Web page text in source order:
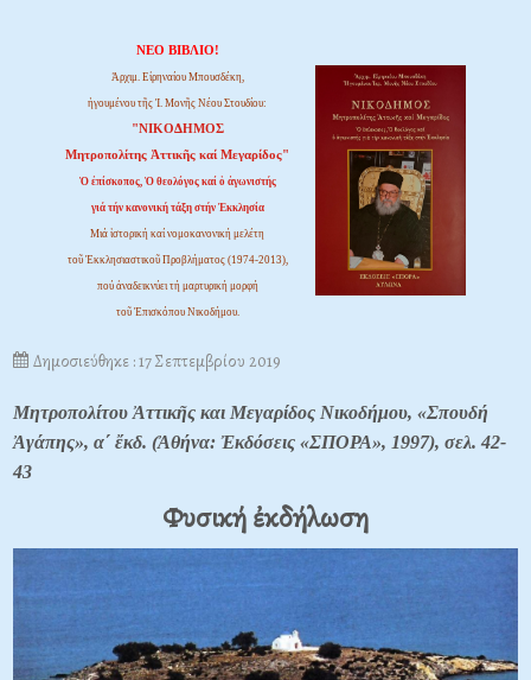
ΝΕΟ ΒΙΒΛΙΟ!
Ἀρχιμ. Εἰρηναίου Μπουσδέκη,
ἡγουμένου τῆς Ἱ. Μονῆς Νέου Στουδίου:
"ΝΙΚΟΔΗΜΟΣ
Μητροπολίτης Ἀττικῆς καί Μεγαρίδος"
Ὁ ἐπίσκοπος, Ὁ θεολόγος καί ὁ ἀγωνιστής
γιά τήν κανονική τάξη στήν Ἐκκλησία
Μιά ἱστορική καί νομοκανονική μελέτη
τοῦ Ἐκκλησιαστικοῦ Προβλήματος (1974-2013),
πού ἀναδεικνύει τή μαρτυρική μορφή
τοῦ Ἐπισκόπου Νικοδήμου.
Δημοσιεύθηκε : 17 Σεπτεμβρίου 2019
Μητροπολίτου Ἀττικῆς και Μεγαρίδος Νικοδήμου, «Σπουδή
Ἀγάπης», α΄ ἔκδ. (Ἀθήνα: Ἐκδόσεις «ΣΠΟΡΑ», 1997), σελ. 42-
43
Φυσική ἐκδήλωση